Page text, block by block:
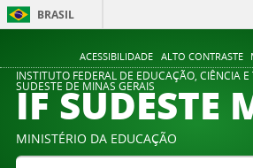
ACESSIBILIDADE ALTO CONTRASTE
BRASIL
INSTITUTO FEDERAL DE EDUCAÇÃO, CIÊNCIA
SUDESTE DE MINAS GERAIS
IF SUDESTE
MINISTÉRIO DA EDUCAÇÃO
Buscar no portal